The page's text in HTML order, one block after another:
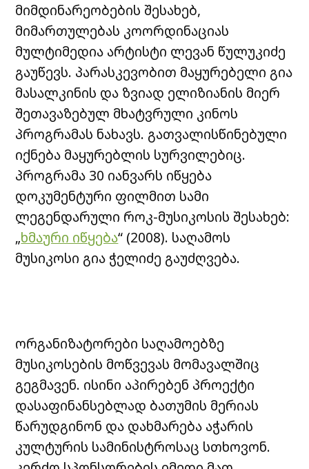
მიმდინარეობების შესახებ,
მიმართულებას კოორდინაციას
მულტიმედია არტისტი ლევან წულუკიძე
გაუწევს. პარასკევობით მაყურებელი გია
მასალკინის და ზვიად ელიზიანის მიერ
შეთავაზებულ მხატვრული კინოს
პროგრამას ნახავს. გათვალისწინებული
იქნება მაყურებლის სურვილებიც.
პროგრამა 30 იანვარს იწყება
დოკუმენტური ფილმით სამი
ლეგენდარული როკ-მუსიკოსის შესახებ:
„ხმაური იწყება“ (2008). საღამოს
მუსიკოსი გია ჭელიძე გაუძღვება.
ორგანიზატორები საღამოებზე
მუსიკოსების მოწვევას მომავალშიც
გეგმავენ. ისინი აპირებენ პროექტი
დასაფინანსებლად ბათუმის მერიას
წარუდგინონ და დახმარება აჭარის
კულტურის სამინისტროსაც სთხოვონ.